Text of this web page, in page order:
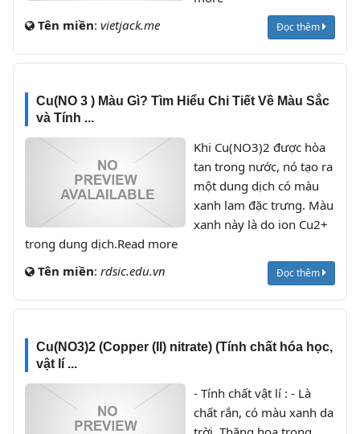
Tên miền: vietjack.me Đọc thêm
Cu(NO 3 ) Màu Gì? Tìm Hiểu Chi Tiết Về Màu Sắc
và Tính ...
Khi Cu(NO3)2 được hòa
tan trong nước, nó tạo ra
một dung dịch có màu
xanh lam đặc trưng. Màu
xanh này là do ion Cu2+
trong dung dịch.Read more
Tên miền: rdsic.edu.vn Đọc thêm
Cu(NO3)2 (Copper (II) nitrate) (Tính chất hóa học,
vật lí ...
- Tính chất vật lí : - Là
chất rắn, có màu xanh da